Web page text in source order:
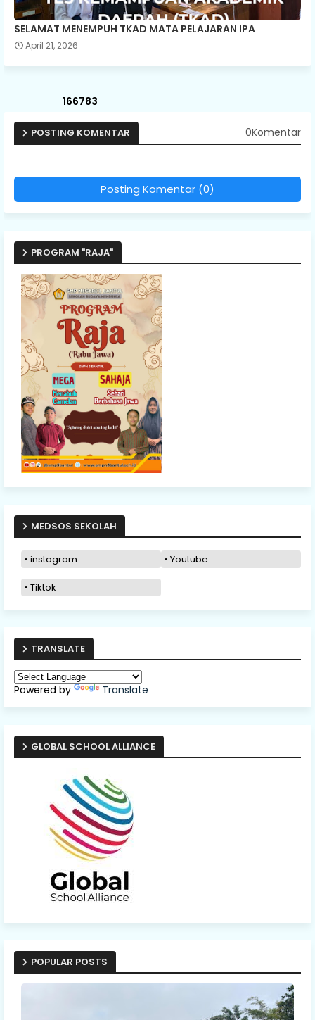
SELAMAT MENEMPUH TKAD MATA PELAJARAN IPA
April 21, 2026
166783
POSTING KOMENTAR 0Komentar
Posting Komentar (0)
PROGRAM "RAJA"
MEDSOS SEKOLAH
instagram Youtube
Tiktok
TRANSLATE
Powered by Translate
GLOBAL SCHOOL ALLIANCE
POPULAR POSTS